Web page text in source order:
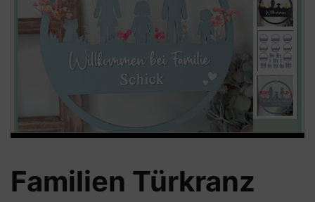
Familien Türkranz